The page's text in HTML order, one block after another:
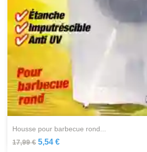
housse pour barbecue rond...
17,99 € 5,54 €